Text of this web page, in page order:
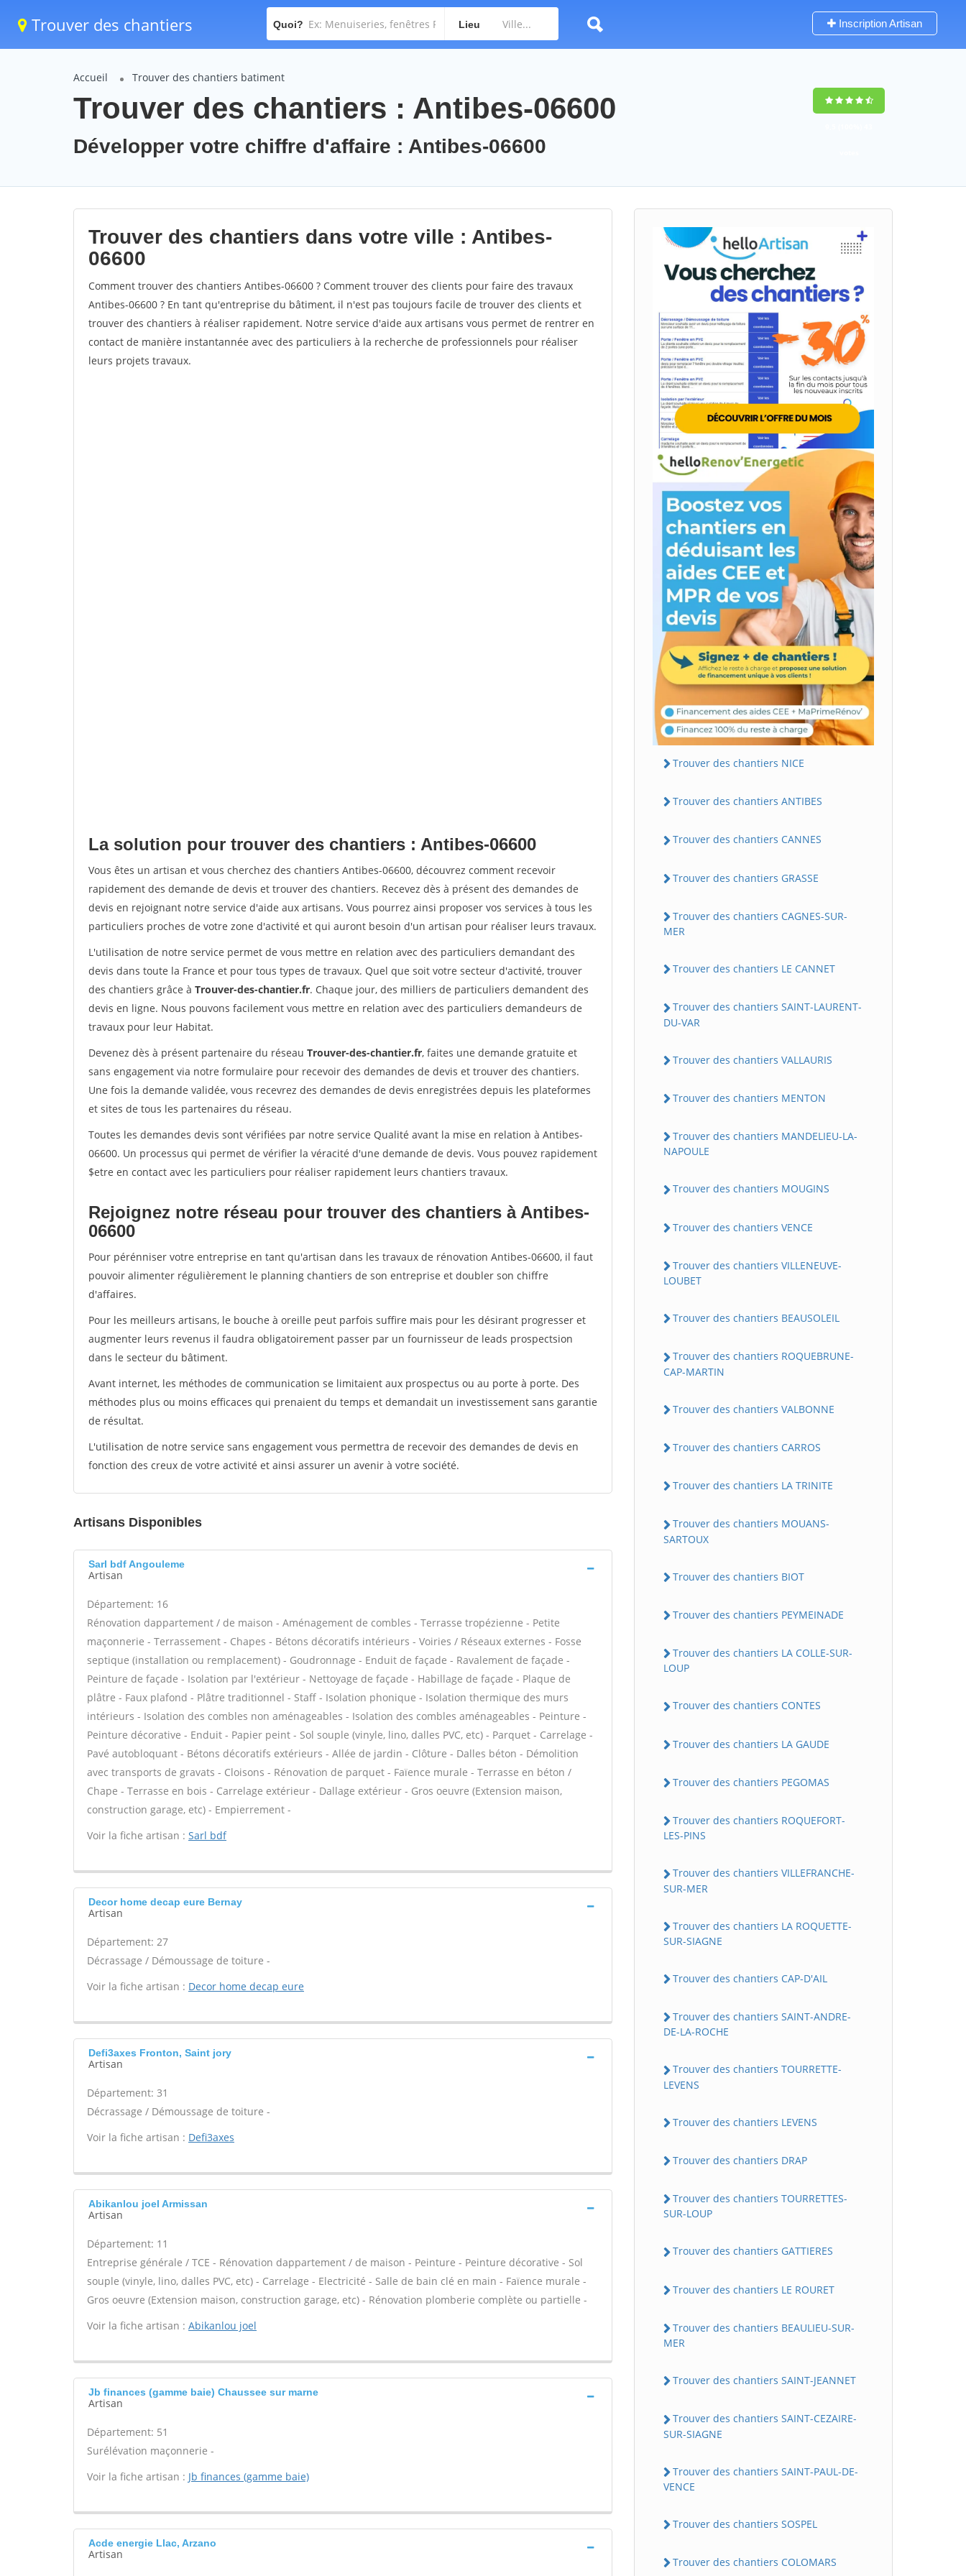
Trouver des chantiers Quoi? Lieu Inscription Artisan
Accueil Trouver des chantiers batiment
Trouver des chantiers : Antibes-06600
Développer votre chiffre d'affaire : Antibes-06600
Trouver des chantiers dans votre ville : Antibes-
06600
Comment trouver des chantiers Antibes-06600 ? Comment trouver des clients pour faire des travaux
Antibes-06600 ? En tant qu'entreprise du bâtiment, il n'est pas toujours facile de trouver des clients et
trouver des chantiers à réaliser rapidement. Notre service d'aide aux artisans vous permet de rentrer en
contact de manière instantannée avec des particuliers à la recherche de professionnels pour réaliser
leurs projets travaux.
La solution pour trouver des chantiers : Antibes-06600
Vous êtes un artisan et vous cherchez des chantiers Antibes-06600, découvrez comment recevoir
rapidement des demande de devis et trouver des chantiers. Recevez dès à présent des demandes de
devis en rejoignant notre service d'aide aux artisans. Vous pourrez ainsi proposer vos services à tous les
particuliers proches de votre zone d'activité et qui auront besoin d'un artisan pour réaliser leurs travaux.
L'utilisation de notre service permet de vous mettre en relation avec des particuliers demandant des
devis dans toute la France et pour tous types de travaux. Quel que soit votre secteur d'activité, trouver
des chantiers grâce à Trouver-des-chantier.fr. Chaque jour, des milliers de particuliers demandent des
devis en ligne. Nous pouvons facilement vous mettre en relation avec des particuliers demandeurs de
travaux pour leur Habitat.
Devenez dès à présent partenaire du réseau Trouver-des-chantier.fr, faites une demande gratuite et
sans engagement via notre formulaire pour recevoir des demandes de devis et trouver des chantiers.
Une fois la demande validée, vous recevrez des demandes de devis enregistrées depuis les plateformes
et sites de tous les partenaires du réseau.
Toutes les demandes devis sont vérifiées par notre service Qualité avant la mise en relation à Antibes-
06600. Un processus qui permet de vérifier la véracité d'une demande de devis. Vous pouvez rapidement
$etre en contact avec les particuliers pour réaliser rapidement leurs chantiers travaux.
Rejoignez notre réseau pour trouver des chantiers à Antibes-
06600
Pour pérénniser votre entreprise en tant qu'artisan dans les travaux de rénovation Antibes-06600, il faut
pouvoir alimenter régulièrement le planning chantiers de son entreprise et doubler son chiffre
d'affaires.
Pour les meilleurs artisans, le bouche à oreille peut parfois suffire mais pour les désirant progresser et
augmenter leurs revenus il faudra obligatoirement passer par un fournisseur de leads prospectsion
dans le secteur du bâtiment.
Avant internet, les méthodes de communication se limitaient aux prospectus ou au porte à porte. Des
méthodes plus ou moins efficaces qui prenaient du temps et demandait un investissement sans garantie
de résultat.
L'utilisation de notre service sans engagement vous permettra de recevoir des demandes de devis en
fonction des creux de votre activité et ainsi assurer un avenir à votre société.
Artisans Disponibles
Sarl bdf Angouleme
Artisan
Département: 16
Rénovation dappartement / de maison - Aménagement de combles - Terrasse tropézienne - Petite
maçonnerie - Terrassement - Chapes - Bétons décoratifs intérieurs - Voiries / Réseaux externes - Fosse
septique (installation ou remplacement) - Goudronnage - Enduit de façade - Ravalement de façade -
Peinture de façade - Isolation par l'extérieur - Nettoyage de façade - Habillage de façade - Plaque de
plâtre - Faux plafond - Plâtre traditionnel - Staff - Isolation phonique - Isolation thermique des murs
intérieurs - Isolation des combles non aménageables - Isolation des combles aménageables - Peinture -
Peinture décorative - Enduit - Papier peint - Sol souple (vinyle, lino, dalles PVC, etc) - Parquet - Carrelage -
Pavé autobloquant - Bétons décoratifs extérieurs - Allée de jardin - Clôture - Dalles béton - Démolition
avec transports de gravats - Cloisons - Rénovation de parquet - Faïence murale - Terrasse en béton /
Chape - Terrasse en bois - Carrelage extérieur - Dallage extérieur - Gros oeuvre (Extension maison,
construction garage, etc) - Empierrement -
Voir la fiche artisan : Sarl bdf
Decor home decap eure Bernay
Artisan
Département: 27
Décrassage / Démoussage de toiture -
Voir la fiche artisan : Decor home decap eure
Defi3axes Fronton, Saint jory
Artisan
Département: 31
Décrassage / Démoussage de toiture -
Voir la fiche artisan : Defi3axes
Abikanlou joel Armissan
Artisan
Département: 11
Entreprise générale / TCE - Rénovation dappartement / de maison - Peinture - Peinture décorative - Sol
souple (vinyle, lino, dalles PVC, etc) - Carrelage - Electricité - Salle de bain clé en main - Faïence murale -
Gros oeuvre (Extension maison, construction garage, etc) - Rénovation plomberie complète ou partielle -
Voir la fiche artisan : Abikanlou joel
Jb finances (gamme baie) Chaussee sur marne
Artisan
Département: 51
Surélévation maçonnerie -
Voir la fiche artisan : Jb finances (gamme baie)
Acde energie Llac, Arzano
Artisan
Trouver des chantiers NICE
Trouver des chantiers ANTIBES
Trouver des chantiers CANNES
Trouver des chantiers GRASSE
Trouver des chantiers CAGNES-SUR-
MER
Trouver des chantiers LE CANNET
Trouver des chantiers SAINT-LAURENT-
DU-VAR
Trouver des chantiers VALLAURIS
Trouver des chantiers MENTON
Trouver des chantiers MANDELIEU-LA-
NAPOULE
Trouver des chantiers MOUGINS
Trouver des chantiers VENCE
Trouver des chantiers VILLENEUVE-
LOUBET
Trouver des chantiers BEAUSOLEIL
Trouver des chantiers ROQUEBRUNE-
CAP-MARTIN
Trouver des chantiers VALBONNE
Trouver des chantiers CARROS
Trouver des chantiers LA TRINITE
Trouver des chantiers MOUANS-
SARTOUX
Trouver des chantiers BIOT
Trouver des chantiers PEYMEINADE
Trouver des chantiers LA COLLE-SUR-
LOUP
Trouver des chantiers CONTES
Trouver des chantiers LA GAUDE
Trouver des chantiers PEGOMAS
Trouver des chantiers ROQUEFORT-
LES-PINS
Trouver des chantiers VILLEFRANCHE-
SUR-MER
Trouver des chantiers LA ROQUETTE-
SUR-SIAGNE
Trouver des chantiers CAP-D'AIL
Trouver des chantiers SAINT-ANDRE-
DE-LA-ROCHE
Trouver des chantiers TOURRETTE-
LEVENS
Trouver des chantiers LEVENS
Trouver des chantiers DRAP
Trouver des chantiers TOURRETTES-
SUR-LOUP
Trouver des chantiers GATTIERES
Trouver des chantiers LE ROURET
Trouver des chantiers BEAULIEU-SUR-
MER
Trouver des chantiers SAINT-JEANNET
Trouver des chantiers SAINT-CEZAIRE-
SUR-SIAGNE
Trouver des chantiers SAINT-PAUL-DE-
VENCE
Trouver des chantiers SOSPEL
Trouver des chantiers COLOMARS